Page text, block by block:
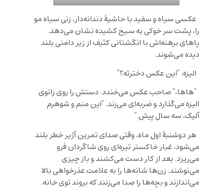
عکسی سیاه و سفید با حاشیۀ دندانه‌دار، زنی سیاه مو
را، پشت سر خوکی به سیخ کشیده نشان می‌دهد.
پاهای برهنه‌اش با انگشتانی کثیف از زیر دامنی بلند
دیده می‌شوند.
الیزه: “این عکس دخترته؟”
“هاها،” صاحب عکس می‌خندد. دستش را روی زانوی
الیزه می‌گذارد و ضربه‌ای می‌زند. “این منم و شوهرم
آلیک، سه سال پیش.”
هر دوشنبۀ اول ماه، وقتی صدای تمرین آژیر خطر بلند
می‌شود، غبار خاکستر تیره‌ای روی شاگردان فرو
می‌ریزد. بعد از کار دست می‌کشند و باز چیزی
می‌نوشند. زن‌ها شانه‌ها را به علامت عذرخواهی بالا
می‌اندازند و بچه‌ها را صدا می‌زنند که بروند توی خانه.